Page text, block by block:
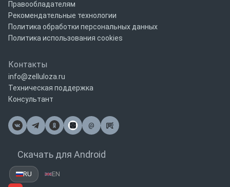
Правообладателям
Рекомендательные технологии
Политика обработки персональных данных
Политика использования cookies
Контакты
info@zelluloza.ru
Техническая поддержка
Консультант
@
Почта
Скачать для Android
RU EN